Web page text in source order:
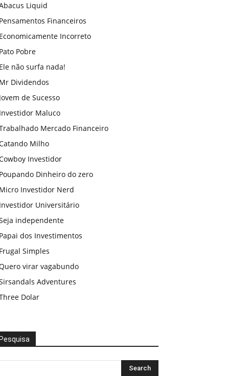
Liquid
Financeiros
Incorreto
Pobre
não surfa nada!
Dividendos
de Sucesso
Maluco
Mercado Financeiro
Milho
Investidor
Dinheiro do zero
Investidor Nerd
Universitário
independente
dos Investimentos
Simples
virar vagabundo
Adventures
Dolar